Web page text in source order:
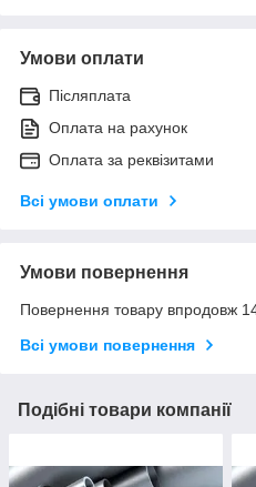
Умови оплати
Післяплата
Оплата на рахунок
Оплата за реквізитами
Всі умови оплати
Умови повернення
Повернення товару впродовж
Всі умови повернення
Подібні товари компанії